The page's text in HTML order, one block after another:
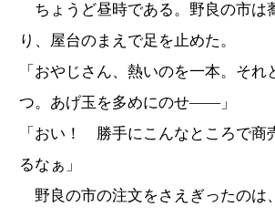
ちょうど昼時である。野良の市は
り、屋台のまえで足を止めた。
「おやじさん、熱いのを一本。それ
つ。あげ玉を多めにのせ――」
「おい！ 勝手にこんなところで商
るなぁ」
野良の市の注文をさえぎったのは